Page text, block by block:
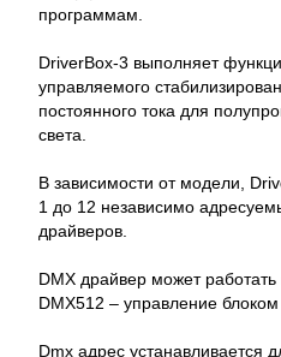
программам.
DriverBox-3 выполняет
управляемого
постоянного тока для
света.
В зависимости от модели,
1 до 12 независимо
драйверов.
DMX драйвер может
DMX512 – управление
Dmx адрес устанавливается